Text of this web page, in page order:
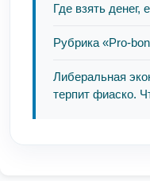
Где взять денег,
Рубрика «Pro-
Либеральная
терпит фиаско.